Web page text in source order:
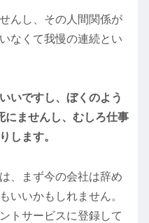
んし、その人間関係が
なくて我慢の連続とい
いですし、ぼくのよう
にませんし、むしろ仕事
します。
、まず今の会社は辞め
いいかもしれません。
トサービスに登録して